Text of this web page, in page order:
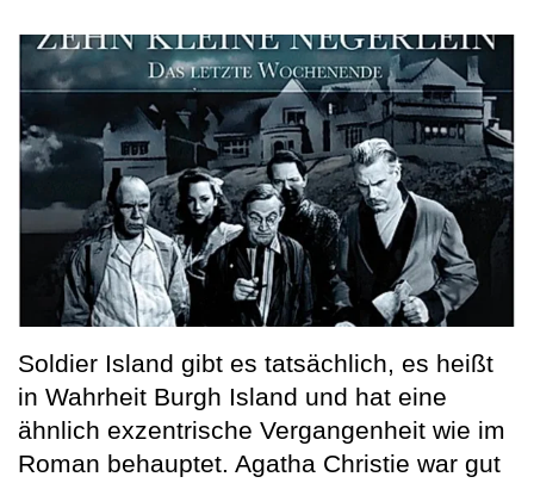
Soldier Island gibt es tatsächlich, es heißt
in Wahrheit Burgh Island und hat eine
ähnlich exzentrische Vergangenheit wie im
Roman behauptet. Agatha Christie war gut